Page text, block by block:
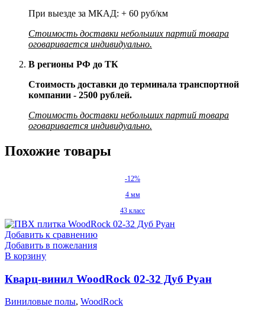
При выезде за МКАД: + 60 руб/км
Стоимость доставки небольших партий товара
оговаривается индивидуально.
В регионы РФ до ТК
Стоимость доставки до терминала транспортной
компании - 2500 рублей.
Стоимость доставки небольших партий товара
оговаривается индивидуально.
Похожие товары
-12%
4 мм
43 класс
Добавить к сравнению
Добавить в пожелания
В корзину
Кварц-винил WoodRock 02-32 Дуб Руан
Виниловые полы, WoodRock